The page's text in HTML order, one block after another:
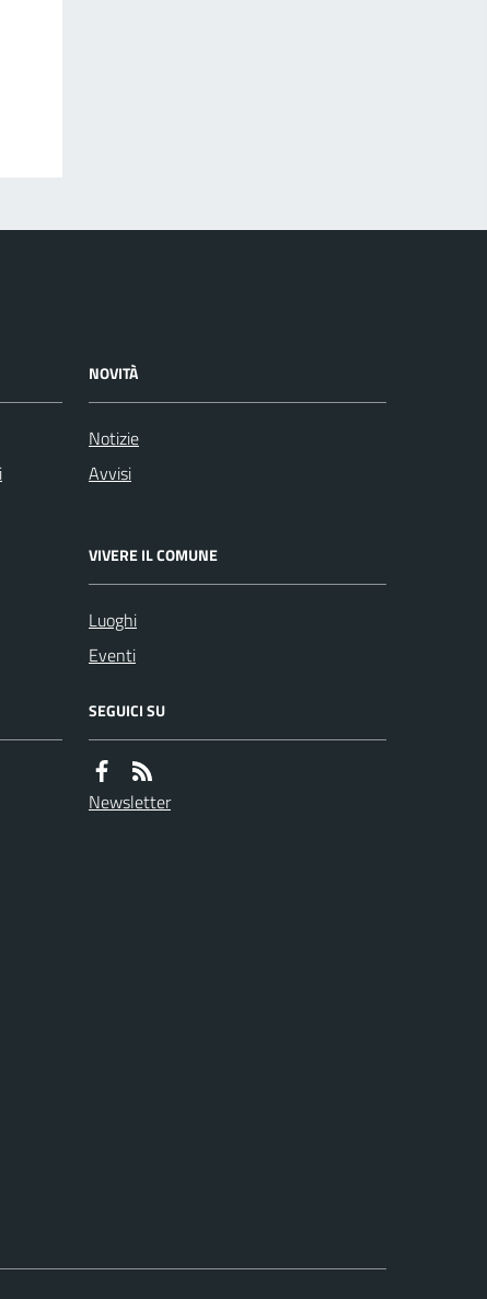
NOVITÀ
Notizie
Avvisi
VIVERE IL COMUNE
Luoghi
Eventi
SEGUICI SU
Newsletter